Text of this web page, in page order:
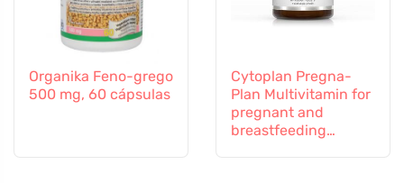
Organika Feno-grego
500 mg, 60 cápsulas
Cytoplan Pregna-
Plan Multivitamin for
pregnant and
breastfeeding